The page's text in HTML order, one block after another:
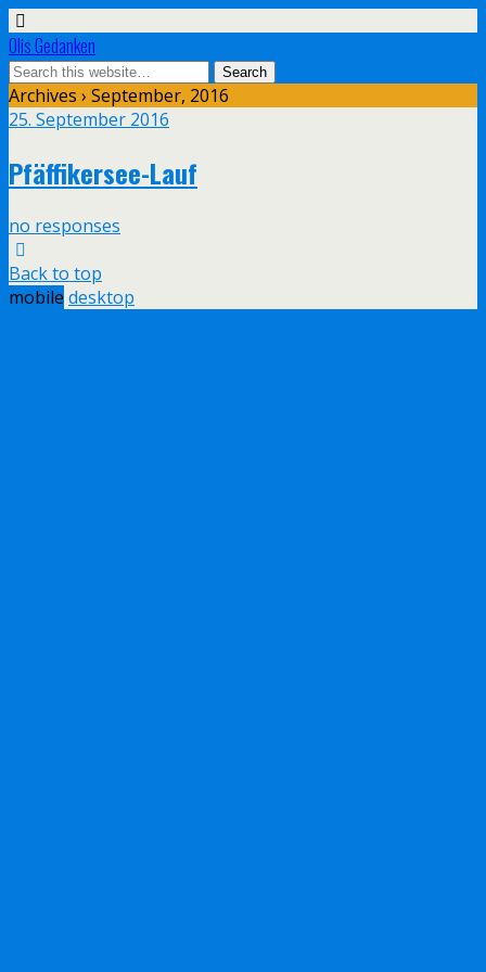
Olis Gedanken
Archives › September, 2016
25. September 2016
Pfäffikersee-Lauf
no responses
Back to top
mobile desktop